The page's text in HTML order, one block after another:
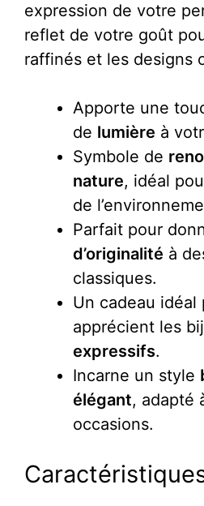
expression de votre
reflet de votre goût
raffinés et les designs
Apporte une
de lumière à
Symbole de
nature, idéal
de
Parfait pour
d’originalité à
classiques.
Un cadeau idéal
apprécient les
expressifs.
Incarne un style
élégant, adapté
occasions.